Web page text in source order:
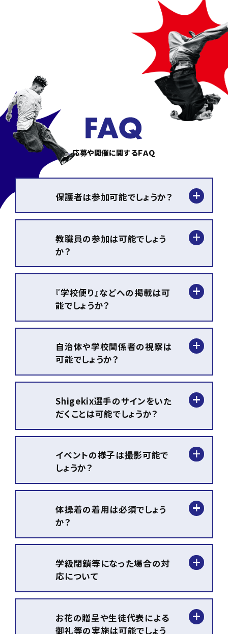
応募や開催に関するＦＡＱ
保護者は参加可能でしょうか？
学校様側の判断により参加可
能な場合があります。（保護者
様の参加についてはご相談可
教職員の参加は可能でしょう
か？
可能です。生徒の皆さまと一緒
にブレイキンを楽しんでいただ
けます。
『学校便り』などへの掲載は可
能でしょうか？
可能です。保護者の皆さまに
も、ぜひ取り組みをお伝えくだ
さい。
自治体や学校関係者の視察は
可能でしょうか？
可能です。事前に参加者名簿
をご提出ください。
Shigekix選手のサインをいた
だくことは可能でしょうか？
Shigekix選手や講師へのサイ
ンや写真撮影はご遠慮くださ
い。
サイン入り色紙を数枚お渡し
イベントの様子は撮影可能で
しょうか？
スチール(写真)、映像(動画)共
に、事前にご相談ください。
体操着の着用は必須でしょう
か？
必須ではありませんが、体を動
かしやすい服装で参加願いま
す。
理については、学校様側でご対
学級閉鎖等になった場合の対
応について
実施を前提に対象の学年を変
更するなどの方法で対応させ
ていただきます。
お花の贈呈や生徒代表による
御礼等の実施は可能でしょう